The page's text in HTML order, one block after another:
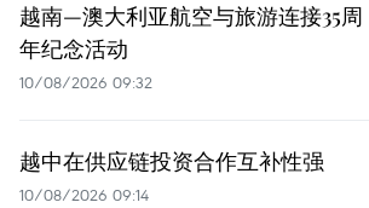
越南—澳大利亚航空与旅游连接35周
年纪念活动
10/08/2026 09:32
越中在供应链投资合作互补性强
10/08/2026 09:14